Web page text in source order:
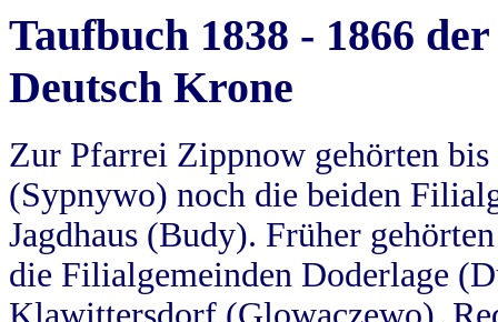
Taufbuch 1838 - 1866
Deutsch Krone
Zur Pfarrei Zippnow gehörten
(Sypnywo) noch die beiden
Jagdhaus (Budy). Früher
die Filialgemeinden Doderlage